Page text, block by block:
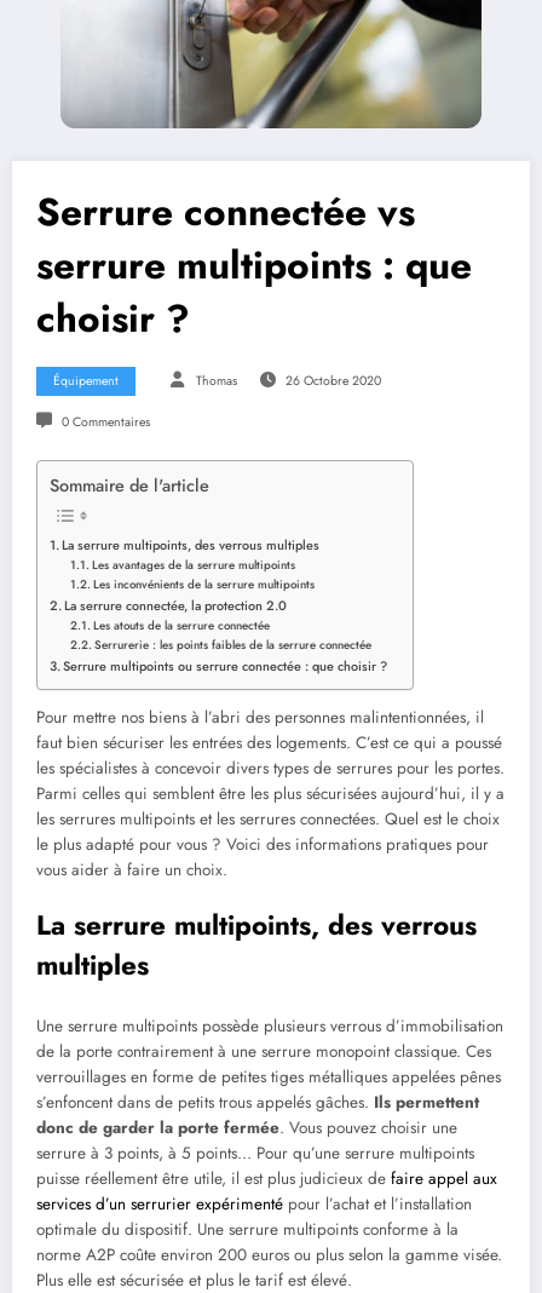
Serrure connectée vs
serrure multipoints : que
choisir ?
Équipement Thomas 26 Octobre 2020
0 Commentaires
Sommaire de l'article
La serrure multipoints, des verrous multiples
Les avantages de la serrure multipoints
Les inconvénients de la serrure multipoints
La serrure connectée, la protection 2.0
Les atouts de la serrure connectée
Serrurerie : les points faibles de la serrure connectée
Serrure multipoints ou serrure connectée : que choisir ?
Pour mettre nos biens à l’abri des personnes malintentionnées, il
faut bien sécuriser les entrées des logements. C’est ce qui a poussé
les spécialistes à concevoir divers types de serrures pour les portes.
Parmi celles qui semblent être les plus sécurisées aujourd’hui, il y a
les serrures multipoints et les serrures connectées. Quel est le choix
le plus adapté pour vous ? Voici des informations pratiques pour
vous aider à faire un choix.
La serrure multipoints, des verrous
multiples
Une serrure multipoints possède plusieurs verrous d’immobilisation
de la porte contrairement à une serrure monopoint classique. Ces
verrouillages en forme de petites tiges métalliques appelées pênes
s’enfoncent dans de petits trous appelés gâches. Ils permettent
donc de garder la porte fermée. Vous pouvez choisir une
serrure à 3 points, à 5 points… Pour qu’une serrure multipoints
puisse réellement être utile, il est plus judicieux de faire appel aux
services d’un serrurier expérimenté pour l’achat et l’installation
optimale du dispositif. Une serrure multipoints conforme à la
norme A2P coûte environ 200 euros ou plus selon la gamme visée.
Plus elle est sécurisée et plus le tarif est élevé.